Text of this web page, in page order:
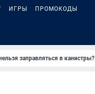
ИГРЫ ПРОМОКОДЫ
заправляться в канистры?